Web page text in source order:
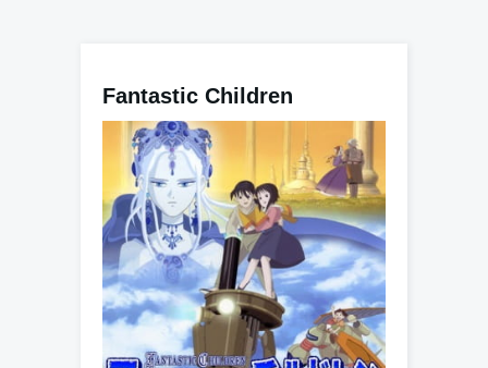
Fantastic Children